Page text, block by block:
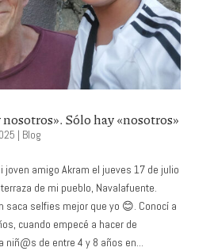
Sólo hay «nosotros»
| Blog
joven amigo Akram el jueves 17 de julio
de mi pueblo, Navalafuente.
saca selfies mejor que yo 😊. Conocí a
cuando empecé a hacer de
niñ@s de entre 4 y 8 años en...